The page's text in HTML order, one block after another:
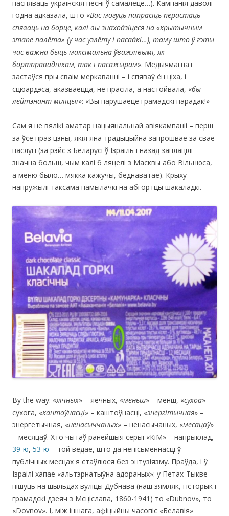
паспяваць украінскія песні ў самалёце…). Кампанія даволі
годна адказала, што «Вас могуць папрасіць перастаць
спяваць на борце, калі вы знаходзіцеся на «крытычным
этапе палёта» (у час узлёту і пасадкі…), таму што ў гэты
час важна быць максімальна ўважлівымі, як
бортправаднікам, так і пасажырам». Медыямагнат
застаўся пры сваім меркаванні – і спяваў ён ціха, і
сцюардэса, аказваецца, не прасіла, а настойвала, «бы
лейтэнант міліцыі»: «Вы парушаеце грамадскі парадак!»
Сам я не вялікі аматар нацыянальнай авіякампаніі – перш
за ўсё праз цэны, якія яна традыцыйна запрошвае за свае
паслугі (за рэйс з Беларусі ў Ізраіль і назад заплацілі
значна больш, чым калі б ляцелі з Масквы або Вільнюса,
а меню было… мякка кажучы, беднаватае). Крыху
напружылі таксама памылачкі на абгортцы шакаладкі.
By the way: «яічных» – яечных, «меньш» – менш, «сухоа» –
сухога, «кантоўнасці» – каштоўнасці, «энергітычная» –
энергетычная, «ненасыччаных» – ненасычаных, «месацаў»
– месяцаў. Хто чытаў ранейшыя серыі «КіМ» – напрыклад,
39-ю, 53-ю – той ведае, што да непісьменнасці ў
публічных месцах я стаўлюся без энтузіязму. Праўда, і ў
Ізраілі хапае «альтэрнатыўна адораных»: у Петах-Тыкве
пішуць на шыльдах вуліцы Дубнава (наш зямляк, гісторык і
грамадскі дзеяч з Мсціслава, 1860-1941) то «Dubnov», то
«Dovnov». І, між іншага, афіцыйны часопіс «Белавія»